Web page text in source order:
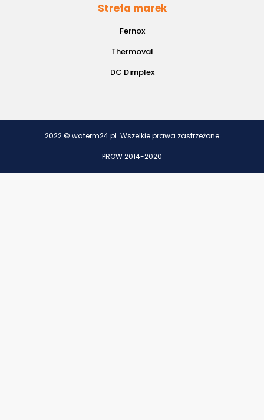
Strefa marek
Fernox
Thermoval
DC Dimplex
2022 © waterm24.pl. Wszelkie prawa zastrzeżone
PROW 2014-2020